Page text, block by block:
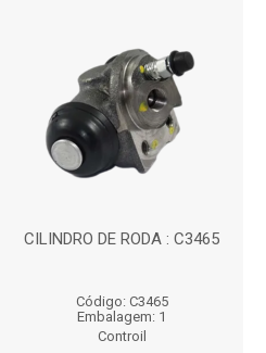
CILINDRO DE RODA : C3465
Código: C3465
Embalagem: 1
Controil